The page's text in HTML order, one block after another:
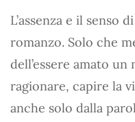
L’assenza e il senso
romanzo. Solo che
dell’essere amato
ragionare, capire la
anche solo dalla